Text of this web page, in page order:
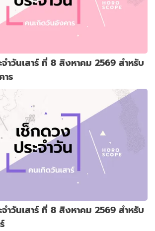
ำวันเสาร์ ที่ 8 สิงหาคม 2569 สำหรับ
าร
ำวันเสาร์ ที่ 8 สิงหาคม 2569 สำหรับ